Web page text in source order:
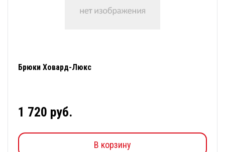
Брюки Ховард-Люкс
1 720 руб.
В корзину